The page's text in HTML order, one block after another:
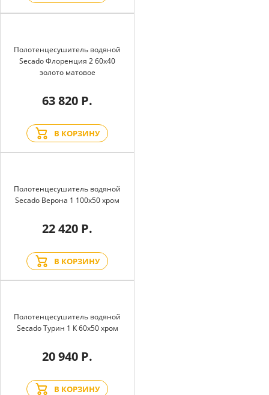
Полотенцесушитель водяной
Secado Флоренция 2 60x40
золото матовое
63 820 Р.
В КОРЗИНУ
Полотенцесушитель водяной
Secado Верона 1 100x50 хром
22 420 Р.
В КОРЗИНУ
Полотенцесушитель водяной
Secado Турин 1 К 60x50 хром
20 940 Р.
В КОРЗИНУ